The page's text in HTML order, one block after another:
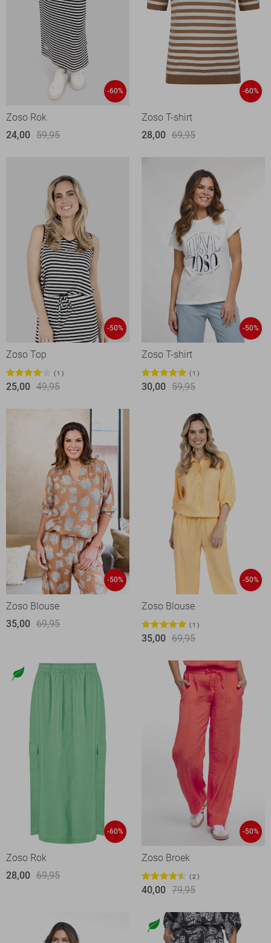
-60%
Zoso Rok
24,00 59,95
-60%
Zoso T-shirt
28,00 69,95
-50%
Zoso Top
1
25,00 49,95
-50%
Zoso T-shirt
1
30,00 59,95
-50%
Zoso Blouse
35,00 69,95
-50%
Zoso Blouse
1
35,00 69,95
-60%
Zoso Rok
28,00 69,95
-50%
Zoso Broek
2
40,00 79,95